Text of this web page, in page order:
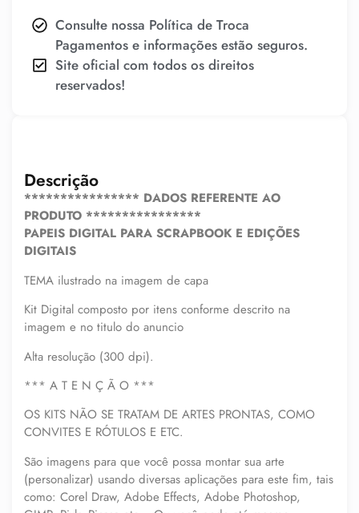
Descrição
**************** DADOS REFERENTE AO
PRODUTO ****************
PAPEIS DIGITAL PARA SCRAPBOOK E EDIÇÕES
DIGITAIS
TEMA ilustrado na imagem de capa
Kit Digital composto por itens conforme descrito na
imagem e no titulo do anuncio
Alta resolução (300 dpi).
*** A T E N Ç Ã O ***
OS KITS NÃO SE TRATAM DE ARTES PRONTAS, COMO
CONVITES E RÓTULOS E ETC.
São imagens para que você possa montar sua arte
(personalizar) usando diversas aplicações para este fim, tais
como: Corel Draw, Adobe Effects, Adobe Photoshop,
Consulte nossa Política de Troca
Pagamentos e informações estão seguros.
Site oficial com todos os direitos
reservados!